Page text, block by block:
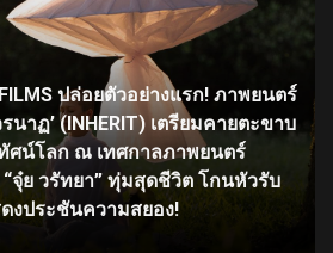
ปล่อยตัวอย่างแรก! ภาพยนตร์
าฏ’ (INHERIT) เตรียมคายตะขาบ
ศน์โลก ณ เทศกาลภาพยนตร์
จุ๋ย วรัทยา” ทุ่มสุดชีวิต โกนหัวรับ
ประชันความสยอง!